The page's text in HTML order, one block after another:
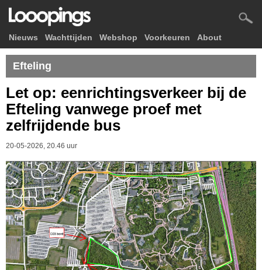
Nieuws Wachttijden Webshop Voorkeuren About
Efteling
Let op: eenrichtingsverkeer bij de
Efteling vanwege proef met
zelfrijdende bus
20-05-2026, 20.46 uur